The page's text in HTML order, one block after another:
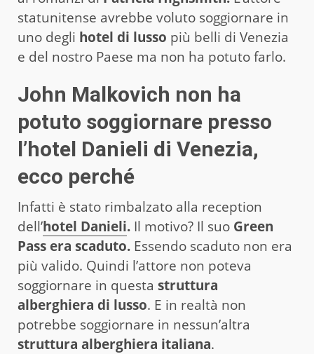
statunitense avrebbe voluto soggiornare in
uno degli hotel di lusso più belli di Venezia
e del nostro Paese ma non ha potuto farlo.
John Malkovich non ha
potuto soggiornare presso
l’hotel Danieli di Venezia,
ecco perché
Infatti è stato rimbalzato alla reception
dell’hotel Danieli. Il motivo? Il suo Green
Pass era scaduto. Essendo scaduto non era
più valido. Quindi l’attore non poteva
soggiornare in questa struttura
alberghiera di lusso. E in realtà non
potrebbe soggiornare in nessun’altra
struttura alberghiera italiana.